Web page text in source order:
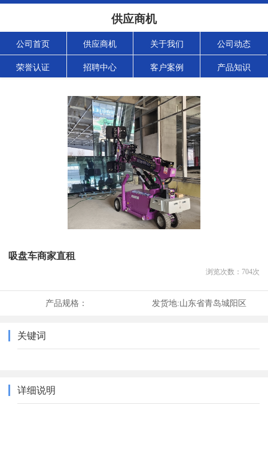
供应商机
公司首页 供应商机 关于我们 公司动态
荣誉认证 招聘中心 客户案例 产品知识
吸盘车商家直租
浏览次数： 704次
产品规格： 发货地:山东省青岛城阳区
关键词
详细说明